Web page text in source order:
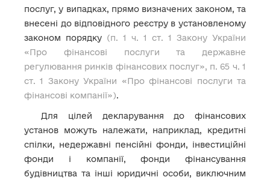
послуг, у випадках, прямо визначених законом, та
внесені до відповідного реєстру в установленому
законом порядку (п. 1 ч. 1 ст. 1 Закону України
«Про фінансові послуги та державне
регулювання ринків фінансових послуг», п. 65 ч. 1
ст. 1 Закону України «Про фінансові послуги та
фінансові компанії»).
Для цілей декларування до фінансових
установ можуть належати, наприклад, кредитні
спілки, недержавні пенсійні фонди, інвестиційні
фонди і компанії, фонди фінансування
будівництва та інші юридичні особи, виключним